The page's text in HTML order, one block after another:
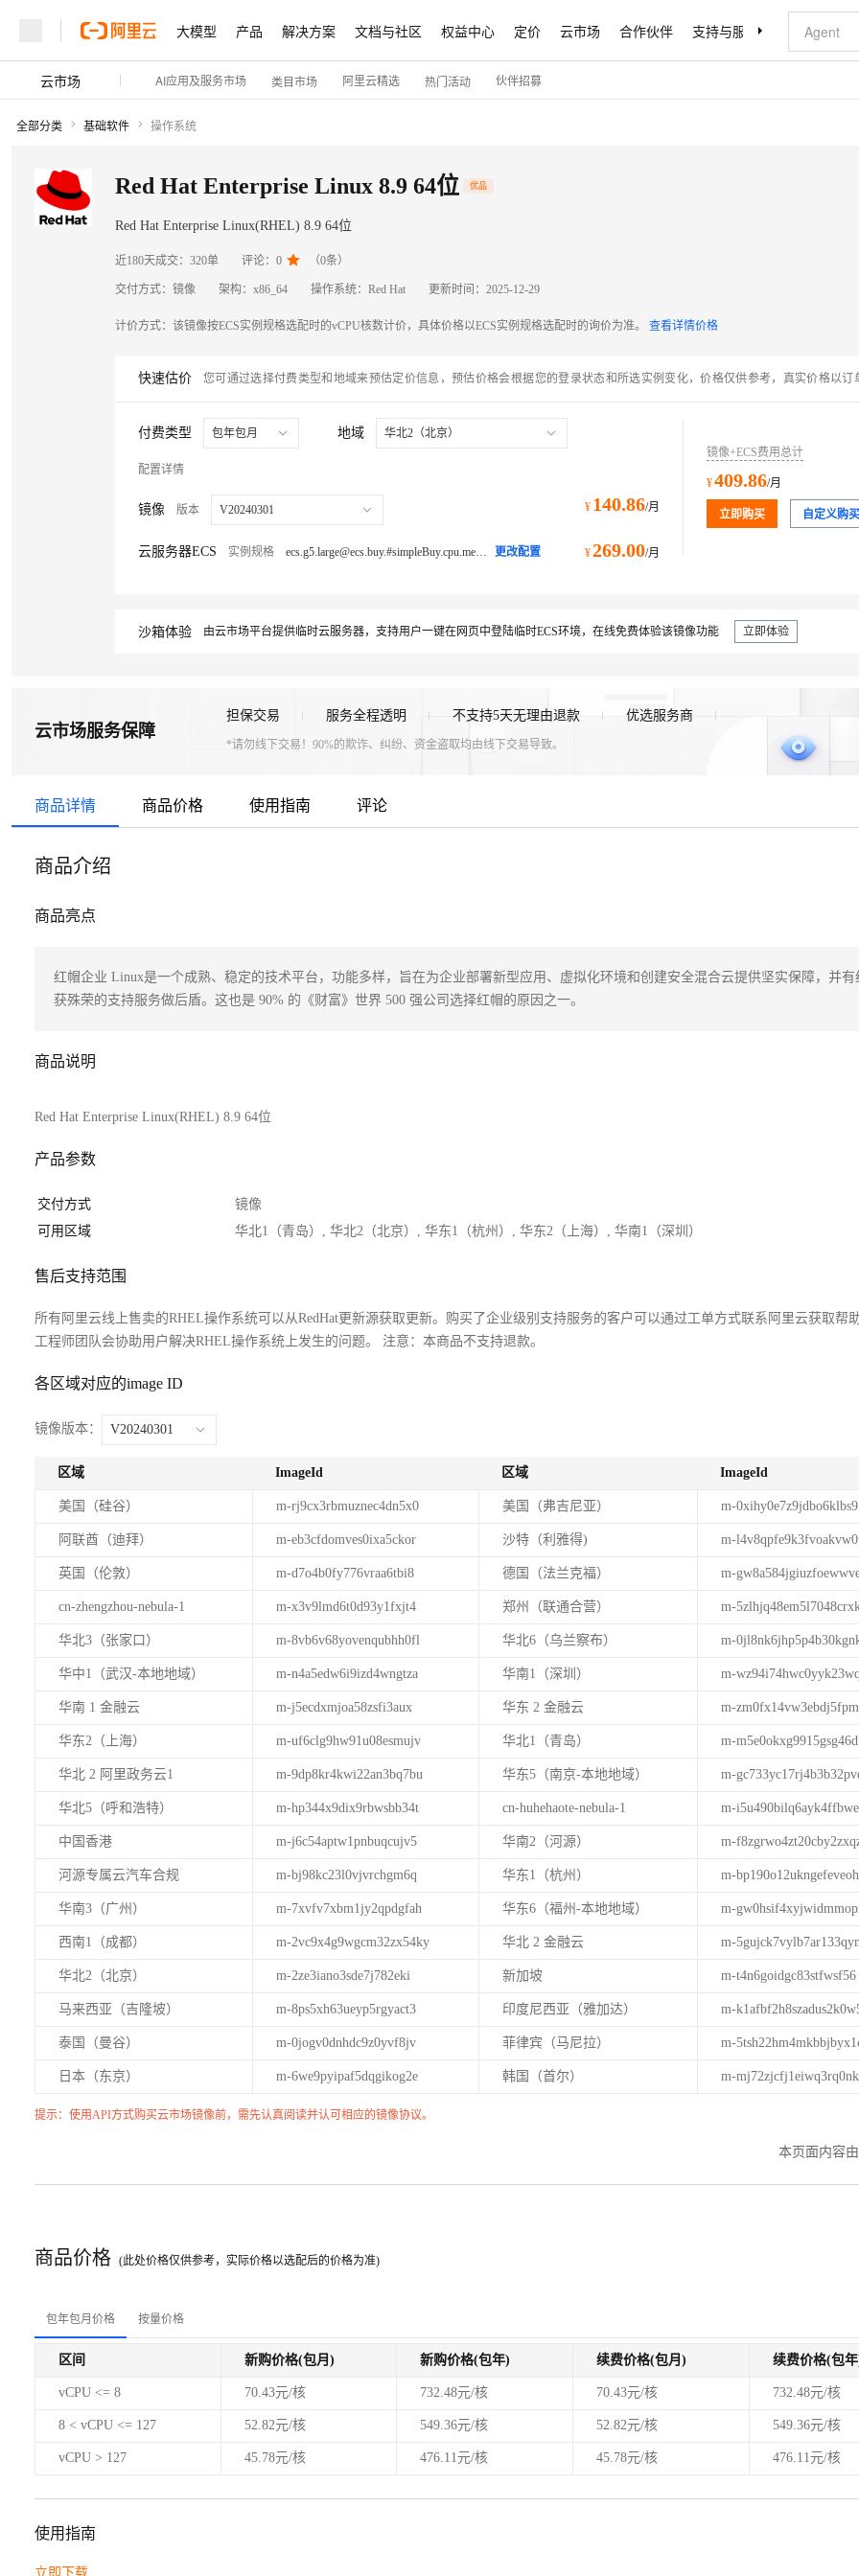
大模型 产品 解决方案 文档与社区 权益中心 定价 云市场 合作伙伴 支持与服务 了解阿里云
云市场 AI应用及服务市场 类目市场 阿里云精选 热门活动 伙伴招募
全部分类 基础软件 操作系统
Red Hat Enterprise Linux 8.9 64位 优品
Red Hat Enterprise Linux(RHEL) 8.9 64位
近180天成交： 320单 评论： 0  （0条）
交付方式： 镜像 架构： x86_64 操作系统： Red Hat 更新时间： 2025-12-29
计价方式： 该镜像按ECS实例规格选配时的vCPU核数计价，具体价格以ECS实例规格选配时的询价为准。 查看详情价格
快速估价 您可通过选择付费类型和地域来预估定价信息，预估价格会根据您的登录状态和所选实例变化，价格仅供参考，真实价格以订
付费类型 包年包月 地域 华北2（北京）
配置详情
镜像 版本 V20240301 ¥ 140.86/月
云服务器ECS 实例规格 ecs.g5.large@ecs.buy.#simpleBuy.cpu.memory通用型 g5 更改配置 ¥269.00/月
镜像+ECS费用总计
¥409.86/月
立即购买 自定义购买
沙箱体验 由云市场平台提供临时云服务器，支持用户一键在网页中登陆临时ECS环境，在线免费体验该镜像功能 立即体验
云市场服务保障
担保交易 服务全程透明 不支持5天无理由退款 优选服务商
*请勿线下交易！90%的欺诈、纠纷、资金盗取均由线下交易导致。
商品详情 商品价格 使用指南 评论
商品介绍
商品亮点
红帽企业 Linux是一个成熟、稳定的技术平台，功能多样，旨在为企业部署新型应用、虚拟化环境和创建安全混合云提供坚实保障，并有
获殊荣的支持服务做后盾。这也是 90% 的《财富》世界 500 强公司选择红帽的原因之一。
商品说明
Red Hat Enterprise Linux(RHEL) 8.9 64位
产品参数
交付方式
镜像
可用区域
华北1（青岛）, 华北2（北京）, 华东1（杭州）, 华东2（上海）, 华南1（深圳）
售后支持范围
所有阿里云线上售卖的RHEL操作系统可以从RedHat更新源获取更新。购买了企业级别支持服务的客户可以通过工单方式联系阿里云获取帮
工程师团队会协助用户解决RHEL操作系统上发生的问题。 注意：本商品不支持退款。
各区域对应的image ID
镜像版本： V20240301
区域 ImageId 区域 ImageId
美国（硅谷） m-rj9cx3rbmuznec4dn5x0 美国（弗吉尼亚） m-0xihy0e7z9jdbo6klbs9
阿联酋（迪拜） m-eb3cfdomves0ixa5ckor 沙特（利雅得) m-
英国（伦敦） m-d7o4b0fy776vraa6tbi8 德国（法兰克福） m-
cn-zhengzhou-nebula-1 m-x3v9lmd6t0d93y1fxjt4 郑州（联通合营） m-
华北3（张家口） m-8vb6v68yovenqubhh0fl 华北6（乌兰察布） m-
华中1（武汉-本地地域） m-n4a5edw6i9izd4wngtza 华南1（深圳） m-
华南 1 金融云 m-j5ecdxmjoa58zsfi3aux 华东 2 金融云 m-
华东2（上海） m-uf6clg9hw91u08esmujv 华北1（青岛） m-
华北 2 阿里政务云1 m-9dp8kr4kwi22an3bq7bu 华东5（南京-本地地域） m-
华北5（呼和浩特） m-hp344x9dix9rbwsbb34t cn-huhehaote-nebula-1 m-i5u490bilq6ayk4ffbwe
中国香港 m-j6c54aptw1pnbuqcujv5 华南2（河源） m-
河源专属云汽车合规 m-bj98kc23l0vjvrchgm6q 华东1（杭州） m-
华南3（广州） m-7xvfv7xbm1jy2qpdgfah 华东6（福州-本地地域） m-
西南1（成都） m-2vc9x4g9wgcm32zx54ky 华北 2 金融云 m-
华北2（北京） m-2ze3iano3sde7j782eki 新加坡 m-t4n6goidgc83stfwsf56
马来西亚（吉隆坡） m-8ps5xh63ueyp5rgyact3 印度尼西亚（雅加达） m-
泰国（曼谷） m-0jogv0dnhdc9z0yvf8jv 菲律宾（马尼拉） m-
日本（东京） m-6we9pyipaf5dqgikog2e 韩国（首尔） m-mj72zjcfj1eiwq3rq0nk
提示：使用API方式购买云市场镜像前，需先认真阅读并认可相应的镜像协议。
本页面内容
商品价格 (此处价格仅供参考，实际价格以选配后的价格为准)
包年包月价格 按量价格
区间 新购价格(包月) 新购价格(包年) 续费价格(包月) 续费价格(包
vCPU <= 8 70.43元/核 732.48元/核 70.43元/核 732.48元/核
8 < vCPU <= 127 52.82元/核 549.36元/核 52.82元/核 549.36元/核
vCPU > 127 45.78元/核 476.11元/核 45.78元/核 476.11元/核
使用指南
立即下载